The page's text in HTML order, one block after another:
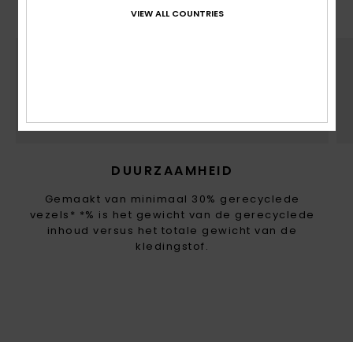
DUURZAAMHEID
Gemaakt van minimaal 30% gerecyclede
vezels* *% is het gewicht van de gerecyclede
inhoud versus het totale gewicht van de
kledingstof.
VIEW ALL COUNTRIES